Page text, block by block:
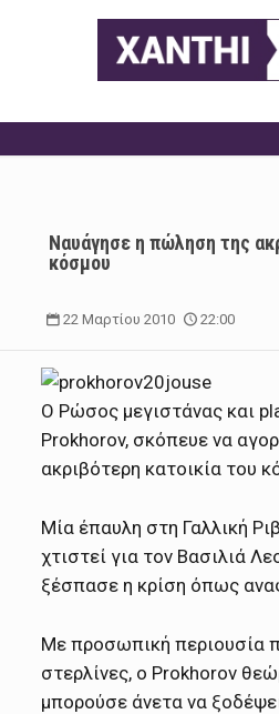
Ναυάγησε η πώληση της
κόσμου
22 Μαρτίου 2010 22:00
Ο Ρώσος μεγιστάνας και
Prokhorov, σκόπευε να
ακριβότερη κατοικία του
Mία έπαυλη στη Γαλλική
χτιστεί για τον Βασιλιά
ξέσπασε η κρίση όπως
Με προσωπική περιουσία
στερλίνες, ο Prokhorov
μπορούσε άνετα να